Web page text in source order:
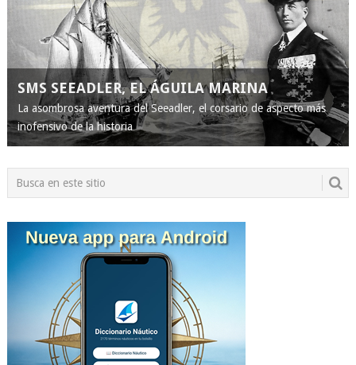
SMS SEEADLER, EL ÁGUILA MARINA
La asombrosa aventura del Seeadler, el corsario de aspecto más
inofensivo de la historia